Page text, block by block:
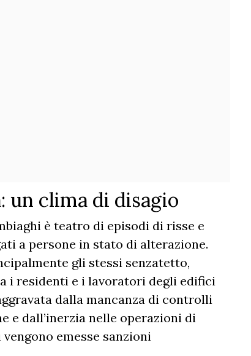
un clima di disagio
è teatro di episodi di risse e
a persone in stato di alterazione.
gli stessi senzatetto,
i residenti e i lavoratori degli edifici
dalla mancanza di controlli
e dall’inerzia nelle operazioni di
emesse sanzioni